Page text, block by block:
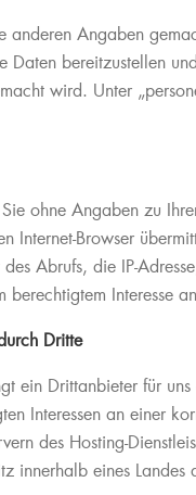
anderen Angaben
Daten bereitzustellen
wird. Unter
ohne Angaben zu
Internet-Browser
Abrufs, die IP-
berechtigtem Interesse
Dritte
ein Drittanbieter für
Interessen an einer
des Hosting-
innerhalb eines